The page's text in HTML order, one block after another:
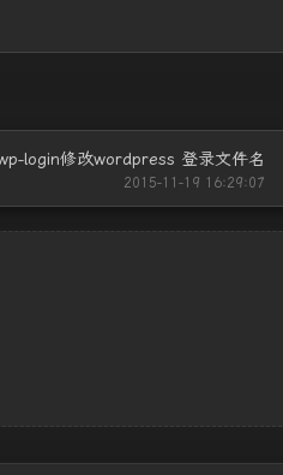
login修改wordpress 登录文件名
2015-11-19 16:29:07